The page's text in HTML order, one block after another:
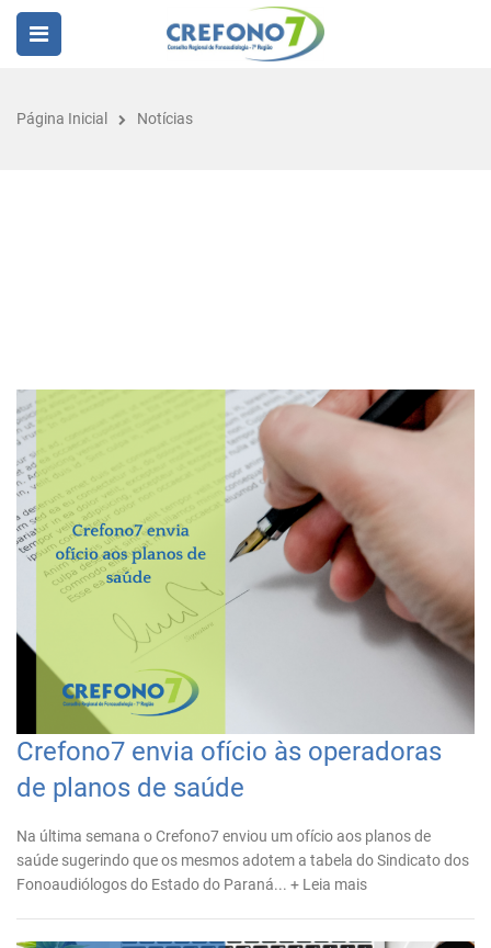
Página Inicial Notícias
Crefono7 envia ofício às operadoras
de planos de saúde
Na última semana o Crefono7 enviou um ofício aos planos de
saúde sugerindo que os mesmos adotem a tabela do Sindicato dos
Fonoaudiólogos do Estado do Paraná... + Leia mais